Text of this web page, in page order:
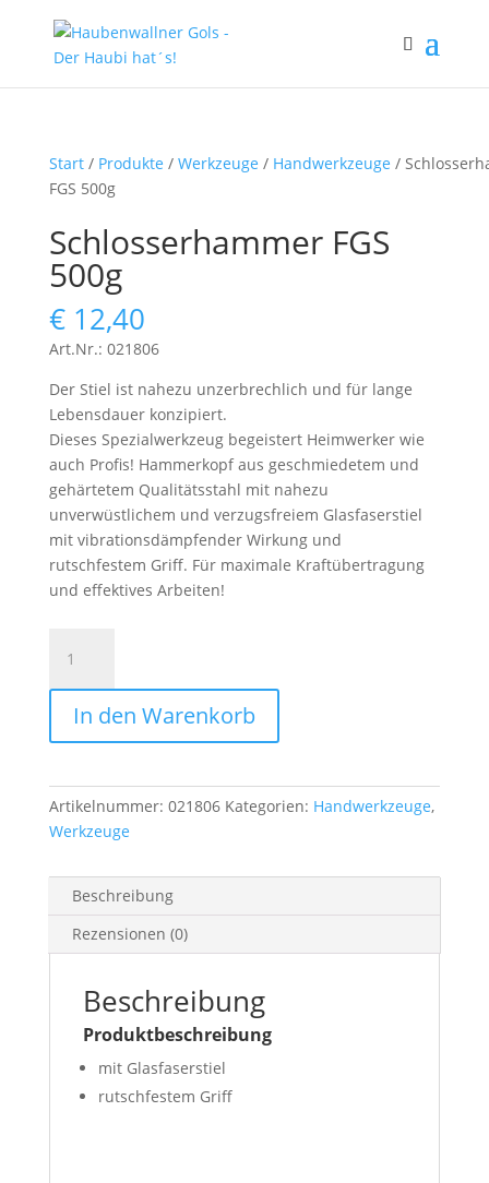
Start/ Produkte / Werkzeuge / Handwerkzeuge /
FGS 500g
Schlosserhammer FGS
500g
€12,40
Art.Nr.: 021806
Der Stiel ist nahezu unzerbrechlich und für lange
Lebensdauer konzipiert.
Dieses Spezialwerkzeug begeistert Heimwerker wie
auch Profis! Hammerkopf aus geschmiedetem und
gehärtetem Qualitätsstahl mit nahezu
unverwüstlichem und verzugsfreiem Glasfaserstiel
mit vibrationsdämpfender Wirkung und
rutschfestem Griff. Für maximale Kraftübertragung
und effektives Arbeiten!
FGS
500g
MengeIn den Warenkorb
Artikelnummer: 021806 Kategorien: Handwerkzeuge,
Werkzeuge
Beschreibung
Rezensionen (0)
Beschreibung
Produktbeschreibung
mit Glasfaserstiel
rutschfestem Griff